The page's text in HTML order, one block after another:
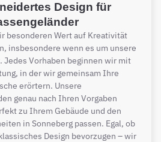
Design für
besonderen Wert auf Kreativität
insbesondere wenn es um unsere
Jedes Vorhaben beginnen wir mit
in der wir gemeinsam Ihre
erörtern. Unsere
genau nach Ihren Vorgaben
zu Ihrem Gebäude und den
in Sonneberg passen. Egal, ob
Design bevorzugen – wir